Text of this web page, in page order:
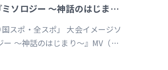
ソロジー ～神話のはじまり
国スポ・全スポ」 大会イメージソ
ー ～神話のはじまり～』MV（企